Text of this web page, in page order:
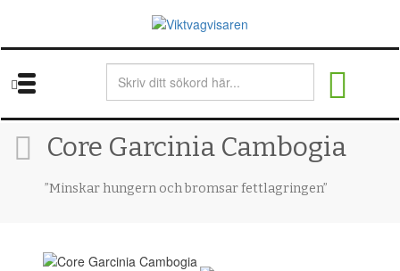
main
Core Garcinia Cambogia
”Minskar hungern och bromsar fettlagringen”